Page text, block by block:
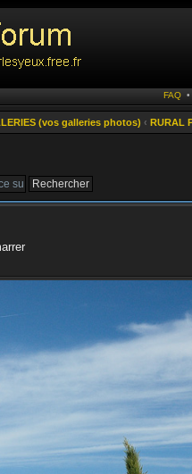
FAQ
(vos galleries photos) ‹ RURAL